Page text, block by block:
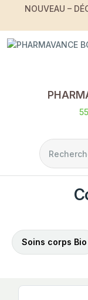
NOUVEAU –
Soins corps Bio